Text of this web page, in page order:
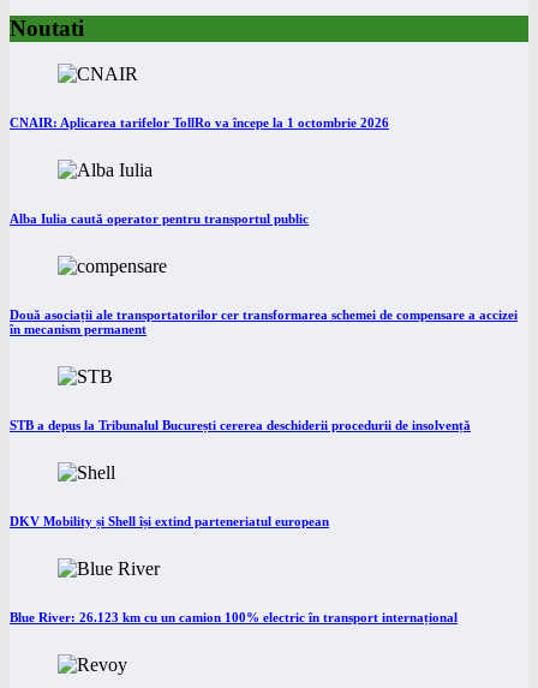
Noutati
CNAIR: Aplicarea tarifelor TollRo va începe la 1 octombrie 2026
Alba Iulia caută operator pentru transportul public
Două asociații ale transportatorilor cer transformarea schemei de compensare a accizei
în mecanism permanent
STB a depus la Tribunalul București cererea deschiderii procedurii de insolvență
DKV Mobility și Shell își extind parteneriatul european
Blue River: 26.123 km cu un camion 100% electric în transport internațional